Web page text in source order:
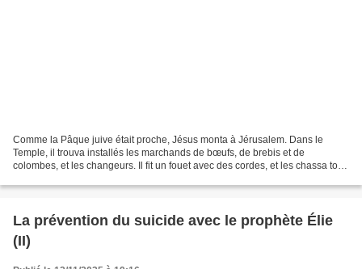
Comme la Pâque juive était proche, Jésus monta à Jérusalem. Dans le
Temple, il trouva installés les marchands de bœufs, de brebis et de
colombes, et les changeurs. Il fit un fouet avec des cordes, et les chassa tous
La prévention du suicide avec le prophète Élie
(II)